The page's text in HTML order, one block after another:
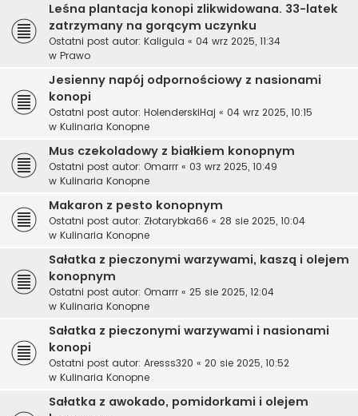
Leśna plantacja konopi zlikwidowana. 33-latek
zatrzymany na gorącym uczynku
Ostatni post autor: Kaligula « 04 wrz 2025, 11:34
w Prawo
Jesienny napój odpornościowy z nasionami
konopi
Ostatni post autor: HolenderskiHaj « 04 wrz 2025, 10:15
w Kulinaria Konopne
Mus czekoladowy z białkiem konopnym
Ostatni post autor: Omarrr « 03 wrz 2025, 10:49
w Kulinaria Konopne
Makaron z pesto konopnym
Ostatni post autor: Złotarybka66 « 28 sie 2025, 10:04
w Kulinaria Konopne
Sałatka z pieczonymi warzywami, kaszą i olejem
konopnym
Ostatni post autor: Omarrr « 25 sie 2025, 12:04
w Kulinaria Konopne
Sałatka z pieczonymi warzywami i nasionami
konopi
Ostatni post autor: Aresss320 « 20 sie 2025, 10:52
w Kulinaria Konopne
Sałatka z awokado, pomidorkami i olejem